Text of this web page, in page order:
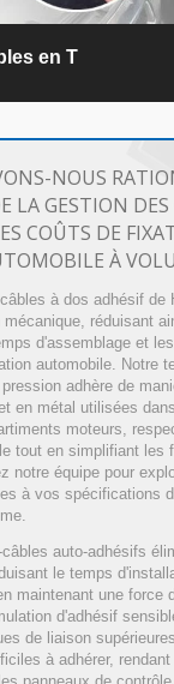
en T
NOUS
LA GESTION
COÛTS DE
À
à dos adhésif de
réduisant
d'assemblage et
automobile. Notre
adhère de
en métal utilisées
moteurs,
tout en simplifiant les
notre équipe pour
à vos spécifications
auto-adhésifs
le temps
maintenant une force
d'adhésif
de liaison
à adhérer,